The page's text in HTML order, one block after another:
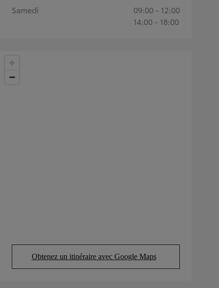
Obtenez un itinéraire avec Google Maps
(Opens in new tab)
Samedi
09:00 - 12:00
14:00 - 18:00